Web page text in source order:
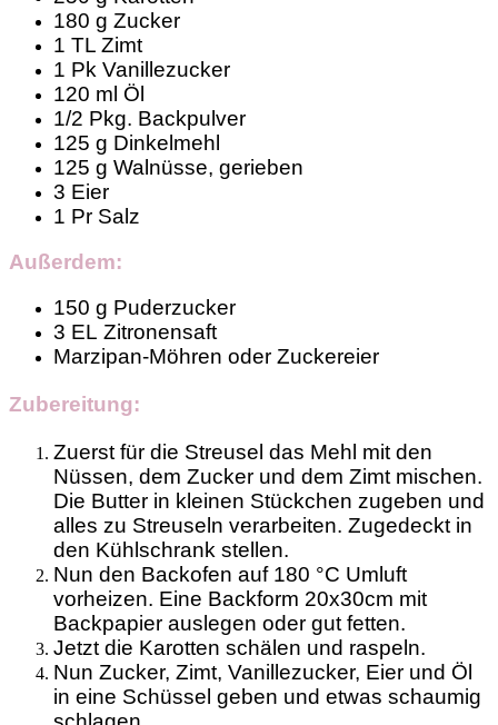
180 g Zucker
1 TL Zimt
1 Pk Vanillezucker
120 ml Öl
1/2 Pkg. Backpulver
125 g Dinkelmehl
125 g Walnüsse, gerieben
3 Eier
1 Pr Salz
Außerdem:
150 g Puderzucker
3 EL Zitronensaft
Marzipan-Möhren oder Zuckereier
Zubereitung:
Zuerst für die Streusel das Mehl mit den
Nüssen, dem Zucker und dem Zimt mischen.
Die Butter in kleinen Stückchen zugeben und
alles zu Streuseln verarbeiten. Zugedeckt in
den Kühlschrank stellen.
Nun den Backofen auf 180 °C Umluft
vorheizen. Eine Backform 20x30cm mit
Backpapier auslegen oder gut fetten.
Jetzt die Karotten schälen und raspeln.
Nun Zucker, Zimt, Vanillezucker, Eier und Öl
in eine Schüssel geben und etwas schaumig